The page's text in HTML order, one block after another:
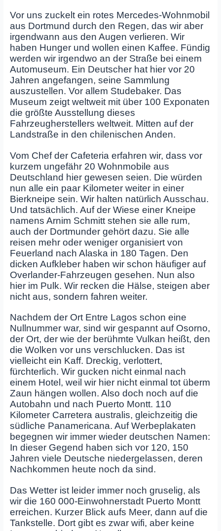
Vor uns zuckelt ein rotes Mercedes-Wohnmobil
aus Dortmund durch den Regen, das wir aber
irgendwann aus den Augen verlieren. Wir
haben Hunger und wollen einen Kaffee. Fündig
werden wir irgendwo an der Straße bei einem
Automuseum. Ein Deutscher hat hier vor 20
Jahren angefangen, seine Sammlung
auszustellen. Vor allem Studebaker. Das
Museum zeigt weltweit mit über 100 Exponaten
die größte Ausstellung dieses
Fahrzeugherstellers weltweit. Mitten auf der
Landstraße in den chilenischen Anden.
Vom Chef der Cafeteria erfahren wir, dass vor
kurzem ungefähr 20 Wohnmobile aus
Deutschland hier gewesen seien. Die würden
nun alle ein paar Kilometer weiter in einer
Bierkneipe sein. Wir halten natürlich Ausschau.
Und tatsächlich. Auf der Wiese einer Kneipe
namens Arnim Schmitt stehen sie alle rum,
auch der Dortmunder gehört dazu. Sie alle
reisen mehr oder weniger organisiert von
Feuerland nach Alaska in 180 Tagen. Den
dicken Aufkleber haben wir schon häufiger auf
Overlander-Fahrzeugen gesehen. Nun also
hier im Pulk. Wir recken die Hälse, steigen aber
nicht aus, sondern fahren weiter.
Nachdem der Ort Entre Lagos schon eine
Nullnummer war, sind wir gespannt auf Osorno,
der Ort, der wie der berühmte Vulkan heißt, den
die Wolken vor uns verschlucken. Das ist
vielleicht ein Kaff. Dreckig, verlottert,
fürchterlich. Wir gucken nicht einmal nach
einem Hotel, weil wir hier nicht einmal tot überm
Zaun hängen wollen. Also doch noch auf die
Autobahn und nach Puerto Montt. 110
Kilometer Carretera australis, gleichzeitig die
südliche Panamericana. Auf Werbeplakaten
begegnen wir immer wieder deutschen Namen:
In dieser Gegend haben sich vor 120, 150
Jahren viele Deutsche niedergelassen, deren
Nachkommen heute noch da sind.
Das Wetter ist leider immer noch gruselig, als
wir die 160 000-Einwohnerstadt Puerto Montt
erreichen. Kurzer Blick aufs Meer, dann auf die
Tankstelle. Dort gibt es zwar wifi, aber keine